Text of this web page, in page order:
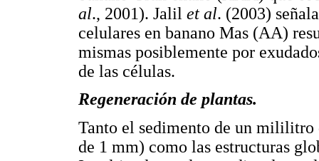
al., 2001). Jalil et al. (2003)
celulares en banano Mas (AA)
mismas posiblemente por
de las células.
Regeneración de plantas.
Tanto el sedimento de un mililitro
de 1 mm) como las estructuras